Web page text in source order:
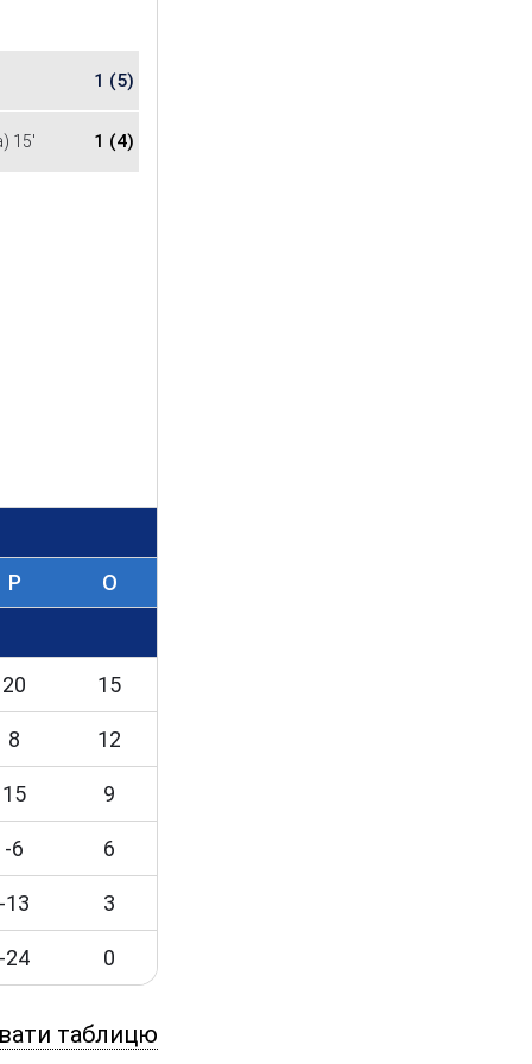
1 (5)
15' 1 (4)
Р
O
20 15
8 12
15 9
-6 6
-13 3
-24 0
таблицю